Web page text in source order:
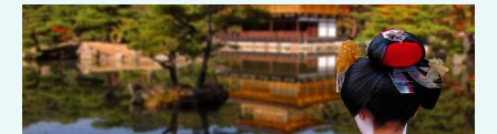
způsobem psaní některých slov. Vydejme se na krátkou exkurzi
do japonských zvyklostí.